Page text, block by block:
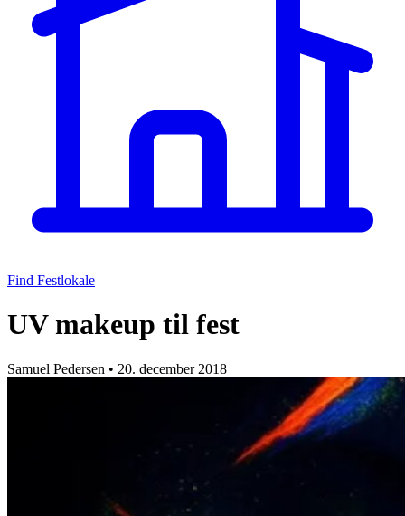
Find Festlokale
UV makeup til fest
Samuel Pedersen • 20. december 2018